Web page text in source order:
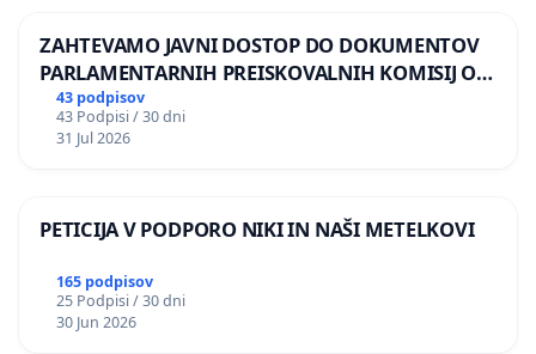
ZAHTEVAMO JAVNI DOSTOP DO DOKUMENTOV
PARLAMENTARNIH PREISKOVALNIH KOMISIJ O
ILEGALNI TRGOVINI Z OROŽJEM
43 podpisov
43 Podpisi / 30 dni
31 Jul 2026
PETICIJA V PODPORO NIKI IN NAŠI METELKOVI
165 podpisov
25 Podpisi / 30 dni
30 Jun 2026